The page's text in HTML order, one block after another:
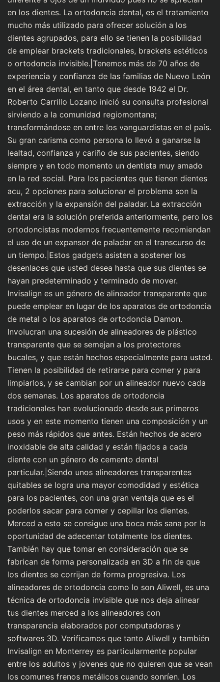
en los dientes. La ortodoncia dental, es el tratamiento
mucho más utilizado para ofrecer solución a los
dientes agrupados, para ello se tienen la posibilidad
de emplear brackets tradicionales, brackets estéticos
o ortodoncia invisible.|Tenemos más de 70 años de
experiencia y confianza de las familias de Nuevo León
en el área dental, en tanto que desde 1942 el Dr.
Roberto Carrillo Lozano inició su consulta profesional
sirviendo a la comunidad regiomontana;
transformándose en entre los vanguardistas en el país.
Su gran carisma como persona lo llevó a ganarse la
lealtad, confianza y cariño de sus pacientes, siendo
siempre y en todo momento un dentista muy amado
en la red social. Para los pacientes que tienen dientes
acu, 2 opciones para solucionar el problema son la
extracción y la expansión del paladar. La extracción
dental era la solución preferida anteriormente, pero los
ortodoncistas modernos frecuentemente recomiendan
el uso de un expansor de paladar en el transcurso de
un tiempo.|Estos gadgets asisten a sostener los
desenlaces que usted desea hasta que sus dientes se
hayan predeterminado y terminado de mover.
Invisalign es un género de alineador transparente que
puede emplear en lugar de los aparatos de ortodoncia
de metal o los aparatos de ortodoncia Damon.
Involucran una sucesión de alineadores de plástico
transparente que se semejan a los protectores
bucales, y que están hechos especialmente para usted.
Tienen la posibilidad de retirarse para comer y para
limpiarlos, y se cambian por un alineador nuevo cada
dos semanas. Los aparatos de ortodoncia
tradicionales han evolucionado desde sus primeros
usos y en este momento tienen una composición y un
peso más rápidos que antes. Están hechos de acero
inoxidable de alta calidad y están fijados a cada
diente con un género de cemento dental
particular.|Siendo unos alineadores transparentes
quitables se logra una mayor comodidad y estética
para los pacientes, con una gran ventaja que es el
poderlos sacar para comer y cepillar los dientes.
Merced a esto se consigue una boca más sana por la
oportunidad de adecentar totalmente los dientes.
También hay que tomar en consideración que se
fabrican de forma personalizada en 3D a fin de que
los dientes se corrijan de forma progresiva. Los
alineadores de ortodoncia como lo son Aliwell, es una
técnica de ortodoncia invisible que nos deja alinear
tus dientes merced a los alineadores con
transparencia elaborados por computadoras y
softwares 3D. Verificamos que tanto Aliwell y también
Invisalign en Monterrey es particularmente popular
entre los adultos y jovenes que no quieren que se vean
los comunes frenos metálicos cuando sonríen. Los